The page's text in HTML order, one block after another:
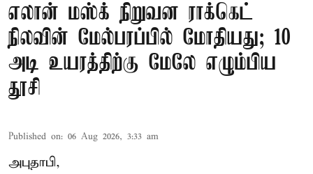
எலான் மஸ்க் நிறுவன ராக்கெட்
நிலவின் மேல்பரப்பில் மோதியது; 10
அடி உயரத்திற்கு மேலே எழும்பிய
தூசி
Published on: 06 Aug 2026, 3:33 am
அபுதாபி,